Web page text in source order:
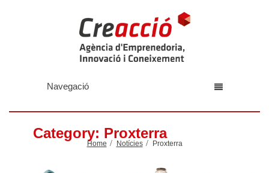
Navegació
Category: Proxterra
Home Notícies Proxterra